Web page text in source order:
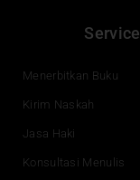
e
b
o
Service
Menerbitkan Buku
Kirim Naskah
Jasa Haki
Konsultasi Menulis